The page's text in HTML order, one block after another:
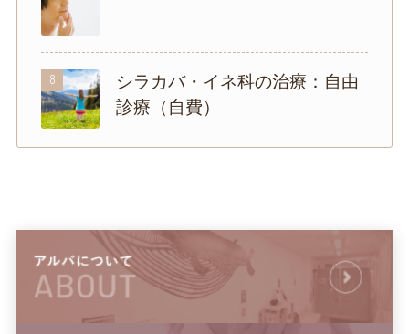
8
シラカバ・イネ科の治療：自由
診療（自費）